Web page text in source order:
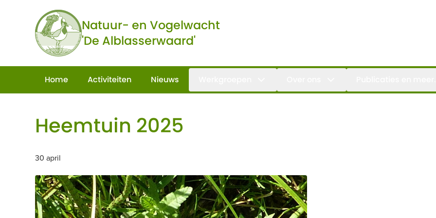
Natuur- en Vogelwacht
'De Alblasserwaard'
Home Activiteiten Nieuws
Heemtuin 2025
30 april